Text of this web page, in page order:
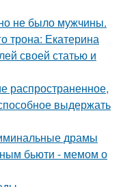
не было мужчины.
трона: Екатерина
своей статью и
распространенное,
выдержать
драмы
бьюти - мемом о